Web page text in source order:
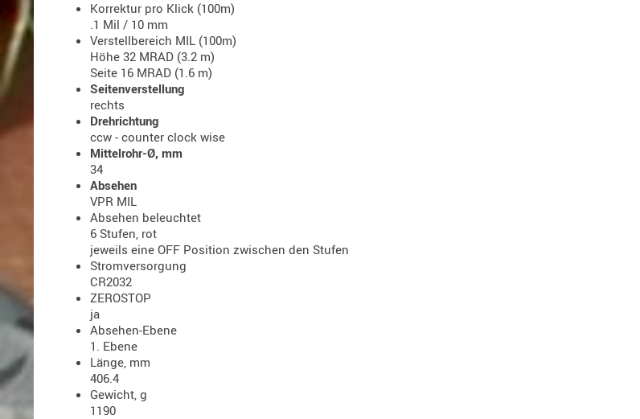
Korrektur pro Klick (100m)
.1 Mil / 10 mm
Verstellbereich MIL (100m)
Höhe 32 MRAD (3.2 m)
Seite 16 MRAD (1.6 m)
Seitenverstellung
rechts
Drehrichtung
ccw - counter clock wise
Mittelrohr-Ø, mm
34
Absehen
VPR MIL
Absehen beleuchtet
6 Stufen, rot
jeweils eine OFF Position zwischen den Stufen
Stromversorgung
CR2032
ZEROSTOP
ja
Absehen-Ebene
1. Ebene
Länge, mm
406.4
Gewicht, g
1190